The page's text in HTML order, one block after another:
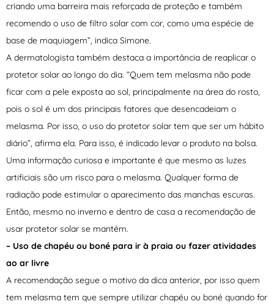
criando uma barreira mais reforçada de proteção e também
recomendo o uso de filtro solar com cor, como uma espécie de
base de maquiagem”, indica Simone.
A dermatologista também destaca a importância de reaplicar o
protetor solar ao longo do dia. “Quem tem melasma não pode
ficar com a pele exposta ao sol, principalmente na área do rosto,
pois o sol é um dos principais fatores que desencadeiam o
melasma. Por isso, o uso do protetor solar tem que ser um hábito
diário”, afirma ela. Para isso, é indicado levar o produto na bolsa.
Uma informação curiosa e importante é que mesmo as luzes
artificiais são um risco para o melasma. Qualquer forma de
radiação pode estimular o aparecimento das manchas escuras.
Então, mesmo no inverno e dentro de casa a recomendação de
usar protetor solar se mantém.
– Uso de chapéu ou boné para ir à praia ou fazer atividades
ao ar livre
A recomendação segue o motivo da dica anterior, por isso quem
tem melasma tem que sempre utilizar chapéu ou boné quando for